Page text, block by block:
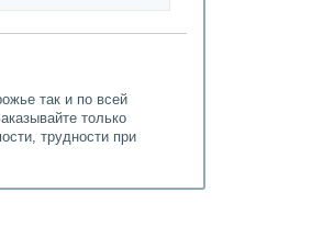
так и по всей
только
трудности при